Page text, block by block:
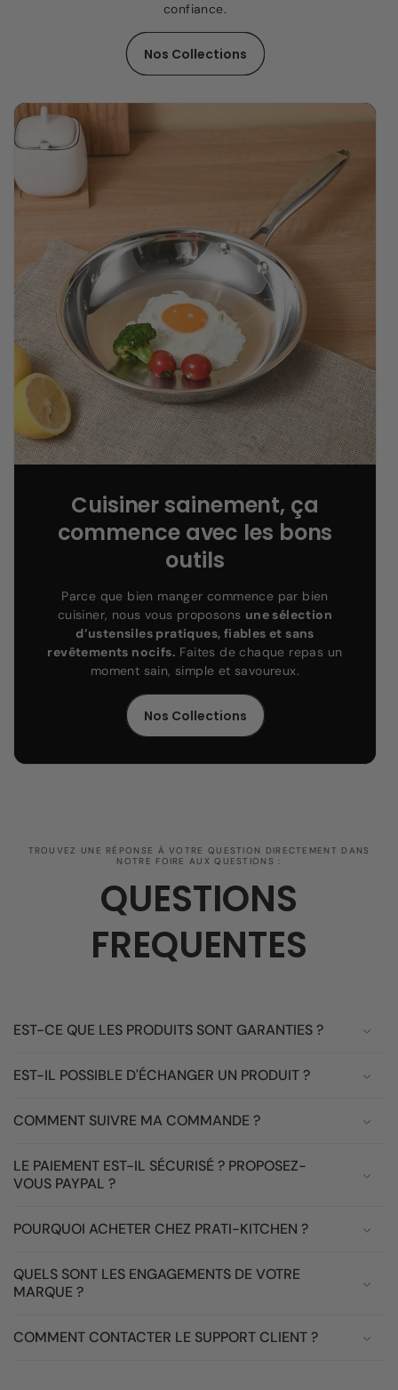
confiance.
Nos Collections
Cuisiner sainement, ça
commence avec les bons
outils
Parce que bien manger commence par bien
cuisiner, nous vous proposons une sélection
d’ustensiles pratiques, fiables et sans
revêtements nocifs. Faites de chaque repas un
moment sain, simple et savoureux.
Nos Collections
TROUVEZ UNE RÉPONSE À VOTRE QUESTION DIRECTEMENT DANS
NOTRE FOIRE AUX QUESTIONS :
QUESTIONS
FREQUENTES
EST-CE QUE LES PRODUITS SONT GARANTIES ?
EST-IL POSSIBLE D'ÉCHANGER UN PRODUIT ?
COMMENT SUIVRE MA COMMANDE ?
LE PAIEMENT EST-IL SÉCURISÉ ? PROPOSEZ-
VOUS PAYPAL ?
POURQUOI ACHETER CHEZ PRATI-KITCHEN ?
QUELS SONT LES ENGAGEMENTS DE VOTRE
MARQUE ?
COMMENT CONTACTER LE SUPPORT CLIENT ?